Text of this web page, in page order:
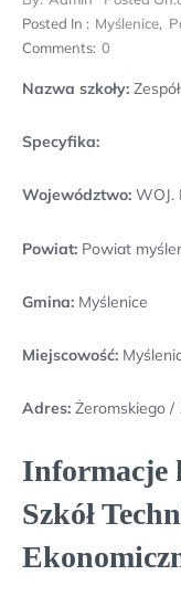
Posted In : Myślenice,
Comments: 0
Nazwa szkoły:
Specyfika:
Województwo: WOJ.
Powiat: Powiat
Gmina: Myślenice
Miejscowość:
Adres: Żeromskiego /
Informacje
Szkół